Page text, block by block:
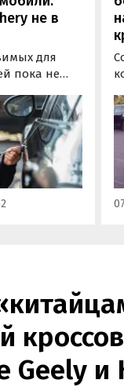
не в
для
пока не
больше
Из китайских
и BYD,
РБК
-
5
Geely и